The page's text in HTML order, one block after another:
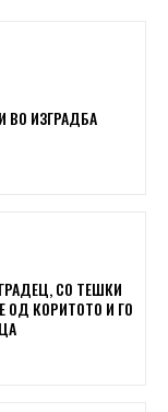
ВО ИЗГРАДБА
СО ТЕШКИ
ОД КОРИТОТО И ГО